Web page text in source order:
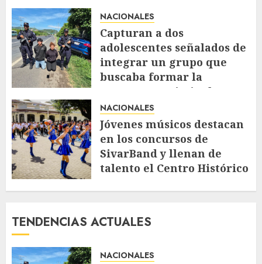
NACIONALES
Capturan a dos
adolescentes señalados de
integrar un grupo que
buscaba formar la
estructura criminal
«Ántrax»
AGOSTO 5, 2026 58
NACIONALES
Jóvenes músicos destacan
en los concursos de
SivarBand y llenan de
talento el Centro Histórico
TENDENCIAS ACTUALES
NACIONALES